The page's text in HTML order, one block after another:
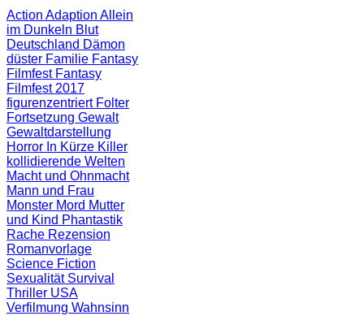
Action Adaption Allein
im Dunkeln Blut
Deutschland Dämon
düster Familie Fantasy
Filmfest Fantasy
Filmfest 2017
figurenzentriert Folter
Fortsetzung Gewalt
Gewaltdarstellung
Horror In Kürze Killer
kollidierende Welten
Macht und Ohnmacht
Mann und Frau
Monster Mord Mutter
und Kind Phantastik
Rache Rezension
Romanvorlage
Science Fiction
Sexualität Survival
Thriller USA
Verfilmung Wahnsinn